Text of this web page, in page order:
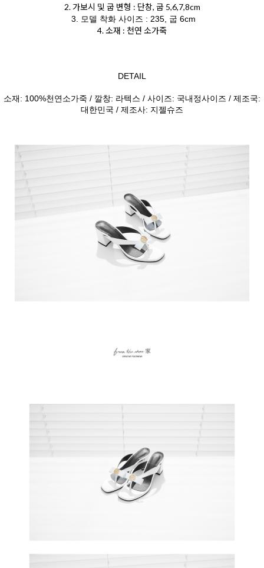
2. 가보시 및 굽 변형 : 단창, 굽 5,6,7,8cm
3. 모델 착화 사이즈 : 235, 굽 6cm
4. 소재 : 천연 소가죽
DETAIL
소재: 100%천연소가죽 / 깔창: 라텍스 / 사이즈: 국내정사이즈 / 제조국:
대한민국 / 제조사: 지젤슈즈